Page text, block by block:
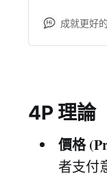
戶，透過社交
務。但是在初
成就更好
4P 理論
價格
者支付